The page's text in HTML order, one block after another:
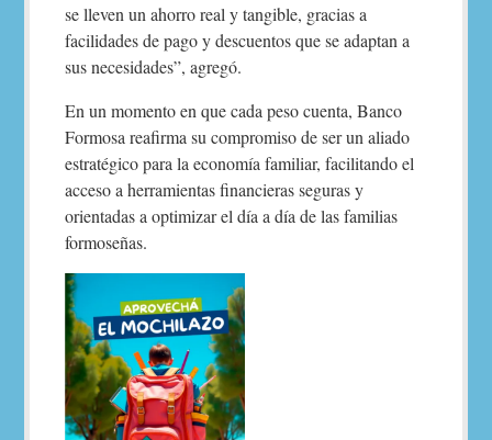
se lleven un ahorro real y tangible, gracias a
facilidades de pago y descuentos que se adaptan a
sus necesidades”, agregó.
En un momento en que cada peso cuenta, Banco
Formosa reafirma su compromiso de ser un aliado
estratégico para la economía familiar, facilitando el
acceso a herramientas financieras seguras y
orientadas a optimizar el día a día de las familias
formoseñas.